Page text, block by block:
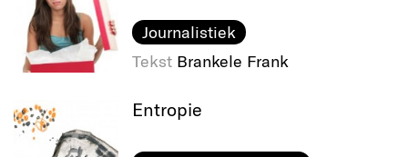
Journalistiek
Tekst Brankele Frank
Entropie